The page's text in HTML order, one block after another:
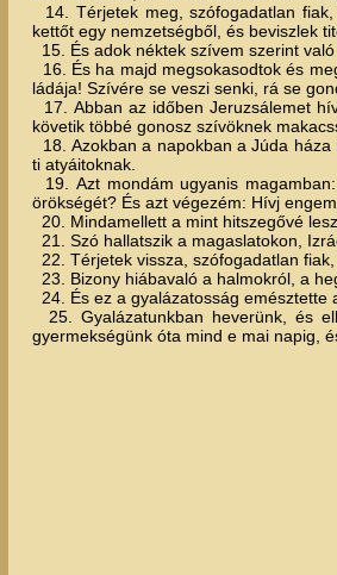
14. Térjetek meg, szófogadatlan
kettőt egy nemzetségből, és beviszlek
15. És adok néktek szívem szerint
16. És ha majd megsokasodtok és
ládája! Szívére se veszi senki, rá se
17. Abban az időben Jeruzsálemet
követik többé gonosz szívöknek
18. Azokban a napokban a Júda
ti atyáitoknak.
19. Azt mondám ugyanis
örökségét? És azt végezém: Hívj
20. Mindamellett a mint hitszegővé
21. Szó hallatszik a magaslatokon,
22. Térjetek vissza, szófogadatlan
23. Bizony hiábavaló a halmokról, a
24. És ez a gyalázatosság
25. Gyalázatunkban heverünk, és
gyermekségünk óta mind e mai napig,